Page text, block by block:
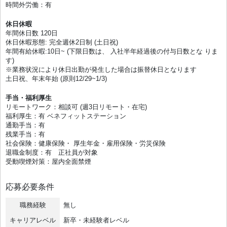
時間外労働：有
休日休暇
年間休日数 120日
休日休暇形態: 完全週休2日制 (土日祝)
年間有給休暇:10日~ (下限日数は、 入社半年経過後の付与日数とな りま
す)
※業務状況により休日出勤が発生した場合は振替休日となります
土日祝、年末年始 (原則12/29~1/3)
手当・福利厚生
リモートワーク：相談可 (週3日リモート・在宅)
福利厚生：有 ベネフィットステーション
通勤手当：有
残業手当：有
社会保険：健康保険・ 厚生年金・雇用保険・労災保険
退職金制度：有 正社員が対象
受動喫煙対策：屋内全面禁煙
応募必要条件
職務経験
無し
キャリアレベル
新卒・未経験者レベル